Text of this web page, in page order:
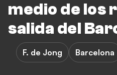
medio de los
salida del
F. de Jong Barcelona